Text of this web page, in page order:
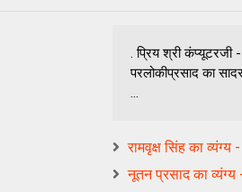
. प्रिय श्री कंप्यूटरजी -
परलोकीप्रसाद का
...
रामवृक्ष सिंह का
नूतन प्रसाद का व्यंग्य